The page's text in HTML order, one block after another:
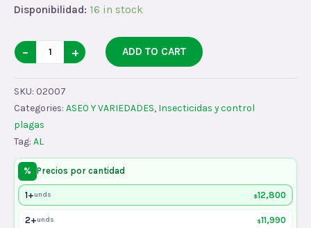
Disponibilidad: 16 in stock
RAID
RASTRERO
x285x12
quantity
− + ADD TO CART
SKU: 02007
Categories: ASEO Y VARIEDADES, Insecticidas y control
plagas
Tag: AL
% Precios por cantidad
1+unds $12,800
2+unds $11,990